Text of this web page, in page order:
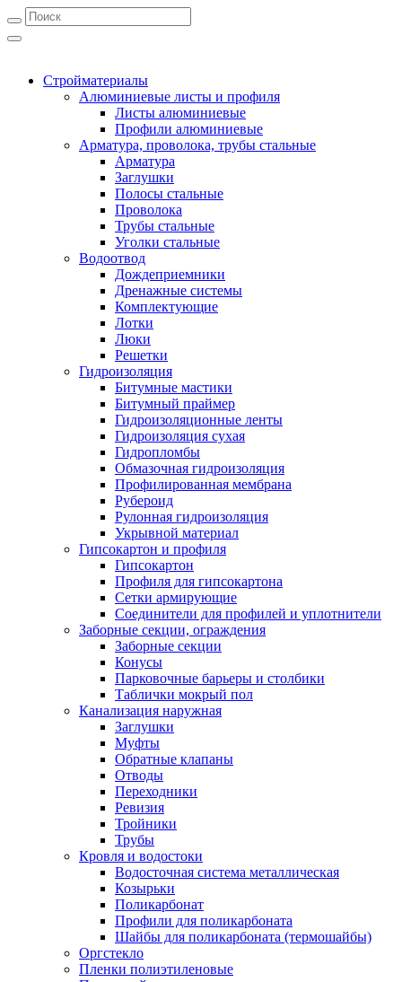
Стройматериалы
Алюминиевые листы и профиля
Листы алюминиевые
Профили алюминиевые
Арматура, проволока, трубы стальные
Арматура
Заглушки
Полосы стальные
Проволока
Трубы стальные
Уголки стальные
Водоотвод
Дождеприемники
Дренажные системы
Комплектующие
Лотки
Люки
Решетки
Гидроизоляция
Битумные мастики
Битумный праймер
Гидроизоляционные ленты
Гидроизоляция сухая
Гидропломбы
Обмазочная гидроизоляция
Профилированная мембрана
Рубероид
Рулонная гидроизоляция
Укрывной материал
Гипсокартон и профиля
Гипсокартон
Профиля для гипсокартона
Сетки армирующие
Соединители для профилей и уплотнители
Заборные секции, ограждения
Заборные секции
Конусы
Парковочные барьеры и столбики
Таблички мокрый пол
Канализация наружная
Заглушки
Муфты
Обратные клапаны
Отводы
Переходники
Ревизия
Тройники
Трубы
Кровля и водостоки
Водосточная система металлическая
Козырьки
Поликарбонат
Профили для поликарбоната
Шайбы для поликарбоната (термошайбы)
Оргстекло
Пленки полиэтиленовые